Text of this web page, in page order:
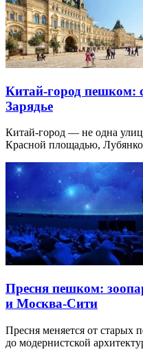
Китай-город пешком:
Зарядье
Китай-город — не одна
Красной площадью,
Пресня пешком:
и Москва-Сити
Пресня меняется от старых
до модернистской